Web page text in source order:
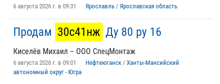
6 августа 2026 г. в 09:31 Ярославль / Ярославская область
Продам 30с41нж Ду 80 ру 16
Киселёв Михаил – ООО СпецМонтаж
6 августа 2026 г. в 09:01 Нефтеюганск / Ханты-Мансийский
автономный округ - Югра